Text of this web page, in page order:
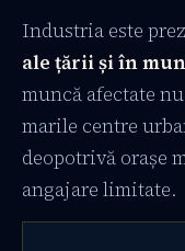
Industria este
ale țării și în
muncă afectate
marile centre
deopotrivă orașe
angajare limitate.